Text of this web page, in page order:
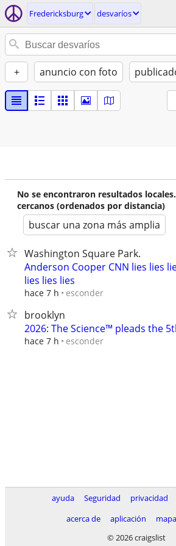
Fredericksburg desvaríos
+ anuncio con foto
No se encontraron resultados
cercanos (ordenados por distancia)
buscar una zona más amplia
Washington Square Park.
Anderson Cooper CNN lies lies
lies lies lies
hace 7 h esconder
brooklyn
2026: The Science™ pleads the
hace 7 h esconder
ayuda Seguridad privacidad
acerca de
aplicación
© 2026 craigslist